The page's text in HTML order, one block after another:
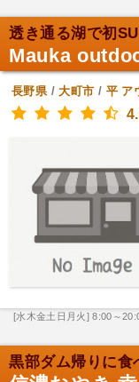
透き通る湖で初
Mauka
長野県/大町市 / 平 ア
[水木金土日月火] 8:00～
黒部ダム帰りに食